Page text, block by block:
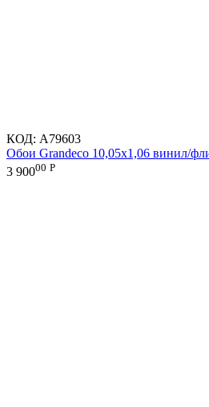
КОД: A79603
Обои Grandeco 10,05х1,06 винил/
3 90000 Р